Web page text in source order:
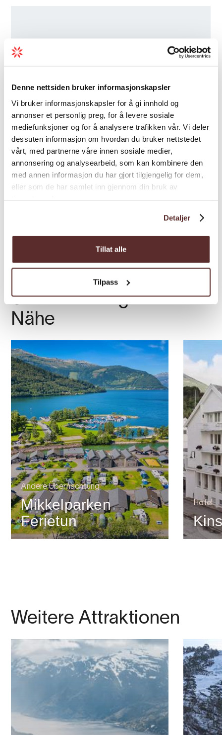
Denne nettsiden bruker informasjonskapsler
Vi bruker informasjonskapsler for å gi innhold og
annonser et personlig preg, for å levere sosiale
mediefunksjoner og for å analysere trafikken vår. Vi deler
dessuten informasjon om hvordan du bruker nettstedet
vårt, med partnerne våre innen sosiale medier,
annonsering og analysearbeid, som kan kombinere den
med annen informasjon du har gjort tilgjengelig for dem,
eller som de har samlet inn gjennom din bruk av
Detaljer
Tillat alle
Tilpass
Übernachtungen in der
Nähe
Andere Übernachtung
Mikkelparken
Ferietun
Hotel
Weitere Attraktionen